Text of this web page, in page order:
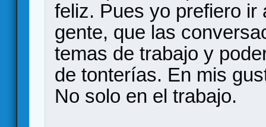
feliz. Pues yo prefiero ir
gente, que las
temas de trabajo y
de tonterías. En mis
No solo en el trabajo.